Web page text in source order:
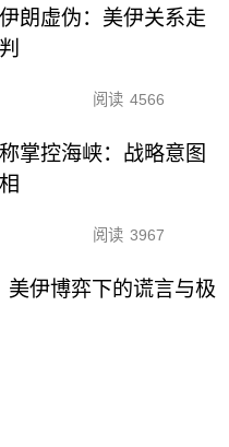
朗虚伪：美伊关系走
阅读 4566
掌控海峡：战略意图
阅读 3967
伊博弈下的谎言与极